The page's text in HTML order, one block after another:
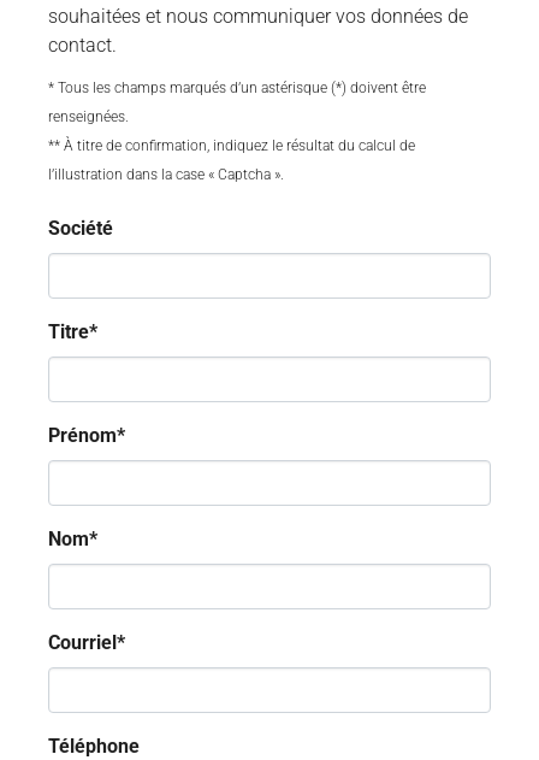
souhaitées et nous communiquer vos données de
contact.
* Tous les champs marqués d’un astérisque (*) doivent être
renseignées.
** À titre de confirmation, indiquez le résultat du calcul de
l’illustration dans la case « Captcha ».
Société
Titre*
Prénom*
Nom*
Courriel*
Téléphone